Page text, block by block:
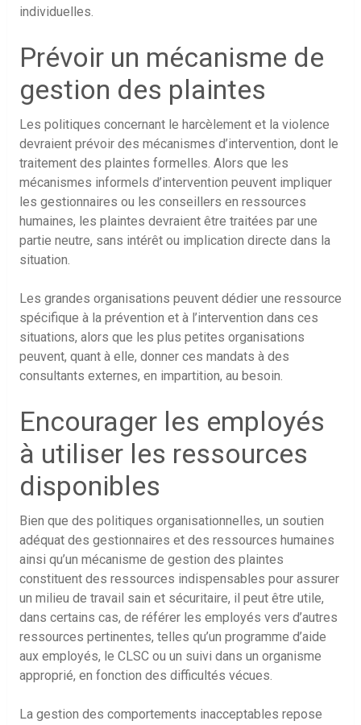
individuelles.
Prévoir un mécanisme de
gestion des plaintes
Les politiques concernant le harcèlement et la violence
devraient prévoir des mécanismes d’intervention, dont le
traitement des plaintes formelles. Alors que les
mécanismes informels d’intervention peuvent impliquer
les gestionnaires ou les conseillers en ressources
humaines, les plaintes devraient être traitées par une
partie neutre, sans intérêt ou implication directe dans la
situation.
Les grandes organisations peuvent dédier une ressource
spécifique à la prévention et à l’intervention dans ces
situations, alors que les plus petites organisations
peuvent, quant à elle, donner ces mandats à des
consultants externes, en impartition, au besoin.
Encourager les employés
à utiliser les ressources
disponibles
Bien que des politiques organisationnelles, un soutien
adéquat des gestionnaires et des ressources humaines
ainsi qu’un mécanisme de gestion des plaintes
constituent des ressources indispensables pour assurer
un milieu de travail sain et sécuritaire, il peut être utile,
dans certains cas, de référer les employés vers d’autres
ressources pertinentes, telles qu’un programme d’aide
aux employés, le CLSC ou un suivi dans un organisme
approprié, en fonction des difficultés vécues.
La gestion des comportements inacceptables repose